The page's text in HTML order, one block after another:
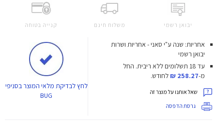
יבואן רשמי משלוח חינם קנייה בטוחה
אחריות: שנה ע"י סאני - אחריות ושרות
יבואן רשמי
עד 18 תשלומים ללא ריבית.
החל
מ-258.27 ₪ לחודש.
שאל אותנו על מוצר זה
גרסת הדפסה
לחץלבדיקת מלאי המוצר בסניפי
BUG